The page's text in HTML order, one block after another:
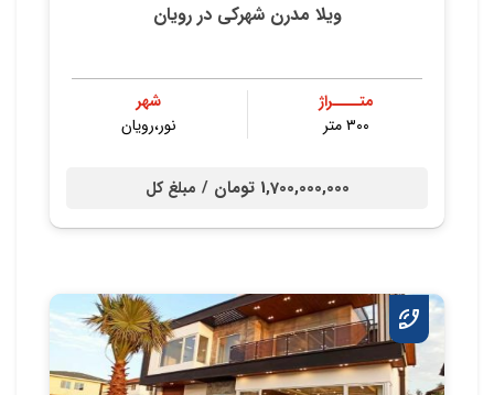
ویلا مدرن شهرکی در رویان
متــــراژ
۳۰۰ متر
شهر
نور،رویان
1,700,000,000 تومان / مبلغ کل